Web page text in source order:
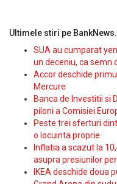
Ultimele stiri pe
SUA au cumparat
un deceniu, ca semn
Accor deschide
Mercure
Banca de Investitii si
piloni a Comisiei
Peste trei sferturi
o locuinta proprie
Inflatia a scazut la
asupra presiunilor
IKEA deschide doua